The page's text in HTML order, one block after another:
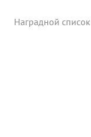
Наградной список